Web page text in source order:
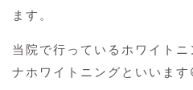
ます。
当院で行っているホワイト
ナホワイトニングといいます